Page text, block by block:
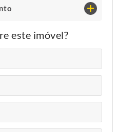
este imóvel?